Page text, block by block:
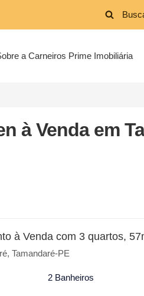
a Carneiros Prime Imobiliária
à Venda em
à Venda com 3 quartos,
Tamandaré-PE
2 Banheiros